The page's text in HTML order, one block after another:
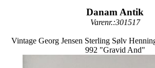
Danam Antik
Varenr.:301517
Vintage Georg Jensen Sterling Sølv
992 "Gravid And"